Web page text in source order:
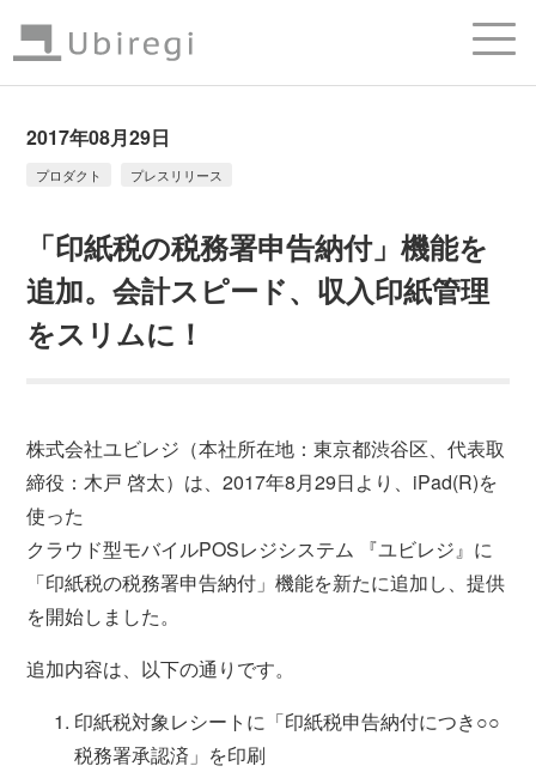
2017年08月29日
プロダクト プレスリリース
「印紙税の税務署申告納付」機能を
追加。会計スピード、収入印紙管理
をスリムに！
株式会社ユビレジ（本社所在地：東京都渋谷区、代表取
締役：木戸 啓太）は、2017年8月29日より、iPad(R)を
使った
クラウド型モバイルPOSレジシステム 『ユビレジ』に
「印紙税の税務署申告納付」機能を新たに追加し、提供
を開始しました。
追加内容は、以下の通りです。
印紙税対象レシートに「印紙税申告納付につき○○
税務署承認済」を印刷